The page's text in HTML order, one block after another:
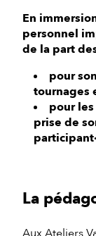
En
personnel
de la part
pour
tournages
pour les
prise de
La